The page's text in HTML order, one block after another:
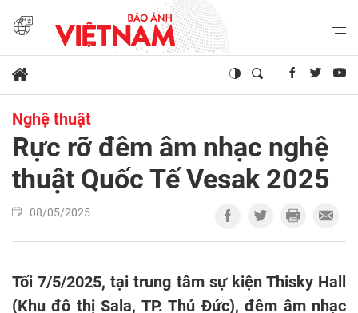
Nghệ thuật
Rực rỡ đêm âm nhạc nghệ
thuật Quốc Tế Vesak 2025
08/05/2025
Tối 7/5/2025, tại trung tâm sự kiện Thisky Hall
(Khu đô thị Sala, TP. Thủ Đức), đêm âm nhạc